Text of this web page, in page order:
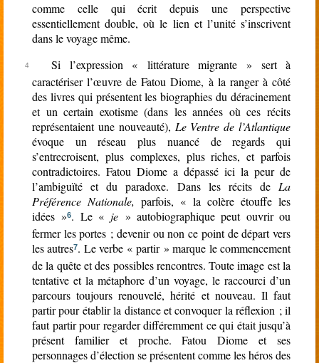
comme celle qui écrit depuis une perspective
essentiellement double, où le lien et l’unité s’inscrivent
dans le voyage même.
Si l’expression « littérature migrante » sert à
caractériser l’œuvre de Fatou Diome, à la ranger à côté
des livres qui présentent les biographies du déracinement
et un certain exotisme (dans les années où ces récits
représentaient une nouveauté), Le Ventre de l’Atlantique
évoque un réseau plus nuancé de regards qui
s’entrecroisent, plus complexes, plus riches, et parfois
contradictoires. Fatou Diome a dépassé ici la peur de
l’ambiguïté et du paradoxe. Dans les récits de La
Préférence Nationale, parfois, « la colère étouffe les
idées »6. Le « je » autobiographique peut ouvrir ou
fermer les portes ; devenir ou non ce point de départ vers
les autres7. Le verbe « partir » marque le commencement
de la quête et des possibles rencontres. Toute image est la
tentative et la métaphore d’un voyage, le raccourci d’un
parcours toujours renouvelé, hérité et nouveau. Il faut
partir pour établir la distance et convoquer la réflexion ; il
faut partir pour regarder différemment ce qui était jusqu’à
présent familier et proche. Fatou Diome et ses
personnages d’élection se présentent comme les héros des